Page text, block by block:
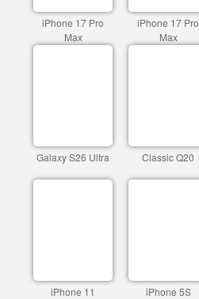
iPhone 17 Pro
Max
iPhone 17 Pro
Max
Galaxy S26 Ultra Classic Q20
iPhone 11 iPhone 5S